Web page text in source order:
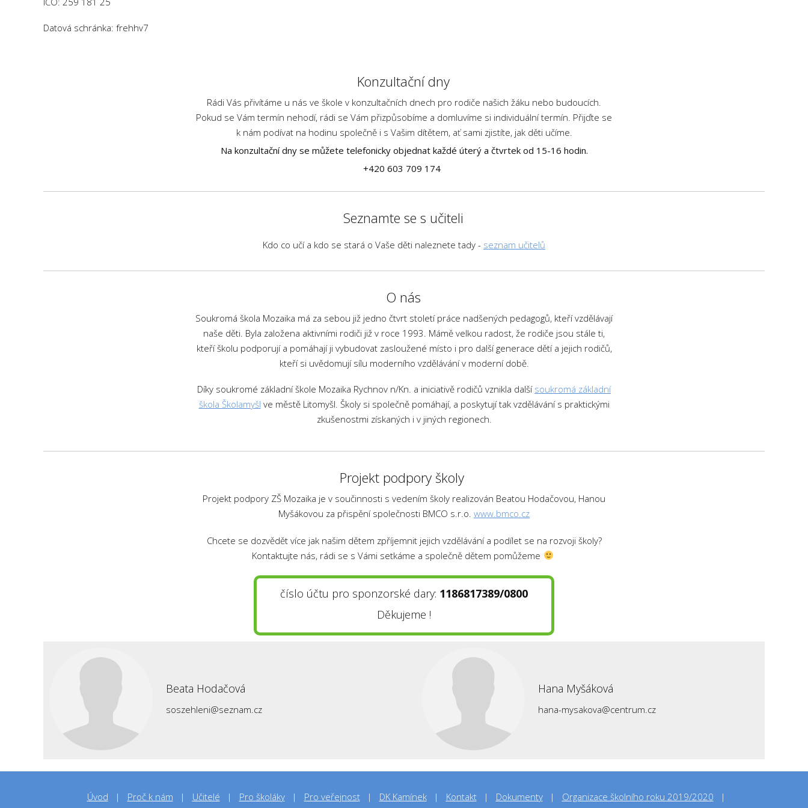
Datová schránka: frehhv7
Konzultační dny
Rádi Vás přivítáme u nás ve škole v konzultačních dnech pro rodiče našich žáku nebo budoucích.
Pokud se Vám termín nehodí, rádi se Vám přizpůsobíme a domluvíme si individuální termín. Přijďte se
k nám podívat na hodinu společně i s Vašim dítětem, ať sami zjistíte, jak děti učíme.
Na konzultační dny se můžete telefonicky objednat každé úterý a čtvrtek od 15-16 hodin.
+420 603 709 174
Seznamte se s učiteli
Kdo co učí a kdo se stará o Vaše děti naleznete tady - seznam učitelů
O nás
Soukromá škola Mozaika má za sebou již jedno čtvrt století práce nadšených pedagogů, kteří vzdělávají
naše děti. Byla založena aktivními rodiči již v roce 1993. Mámě velkou radost, že rodiče jsou stále ti,
kteří školu podporují a pomáhají ji vybudovat zasloužené místo i pro další generace dětí a jejich rodičů,
kteří si uvědomují sílu moderního vzdělávání v moderní době.
Díky soukromé základní škole Mozaika Rychnov n/Kn. a iniciativě rodičů vznikla další soukromá základní
škola Školamyšl ve městě Litomyšl. Školy si společně pomáhají, a poskytují tak vzdělávání s praktickými
zkušenostmi získaných i v jiných regionech.
Projekt podpory školy
Projekt podpory ZŠ Mozaika je v součinnosti s vedením školy realizován Beatou Hodačovou, Hanou
Myšákovou za přispění společnosti BMCO s.r.o. www.bmco.cz
Chcete se dozvědět více jak našim dětem zpříjemnit jejich vzdělávání a podílet se na rozvoji školy?
Kontaktujte nás, rádi se s Vámi setkáme a společně dětem pomůžeme
číslo účtu pro sponzorské dary: 1186817389/0800
Děkujeme !
Beata Hodačová
soszehleni@seznam.cz
Hana Myšáková
hana-mysakova@centrum.cz
Úvod Proč k nám Učitelé Pro školáky Pro veřejnost DK Kamínek Kontakt Dokumenty
Organizace školního roku 2019/2020